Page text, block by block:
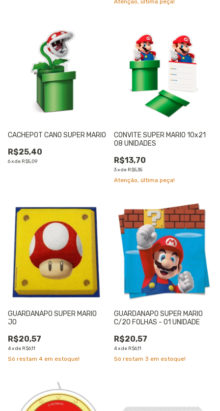
Atenção, última peça!
CACHEPOT CANO SUPER MARIO
R$25,40
6xde R$5,09
CONVITE SUPER MARIO 10x21
08 UNIDADES
R$13,70
3xde R$5,35
Atenção, última peça!
GUARDANAPO SUPER MARIO
JO
R$20,57
4xde R$6,11
Só restam 4 em estoque!
GUARDANAPO SUPER MARIO
C/20 FOLHAS - 01 UNIDADE
R$20,57
4xde R$6,11
Só restam 3 em estoque!